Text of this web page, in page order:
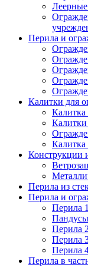
Леерные
Перила и
Калитки для
Калитка
Калитки
Калитка
Конструкции
Перила из
Перила и
Перила
Перила
Перила
Перила
Перила в